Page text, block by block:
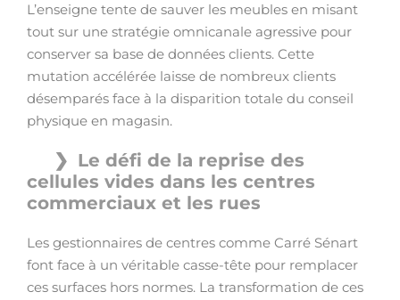
L’enseigne tente de sauver les meubles en misant
tout sur une stratégie omnicanale agressive pour
conserver sa base de données clients. Cette
mutation accélérée laisse de nombreux clients
désemparés face à la disparition totale du conseil
physique en magasin.
Le défi de la reprise des
cellules vides dans les centres
commerciaux et les rues
Les gestionnaires de centres comme Carré Sénart
font face à un véritable casse-tête pour remplacer
ces surfaces hors normes. La transformation de ces